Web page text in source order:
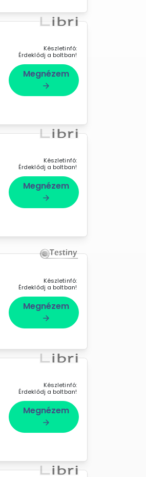
Készletinfó:
Érdeklődj a boltban!
Megnézem
arrow_forward
Készletinfó:
Érdeklődj a boltban!
Megnézem
arrow_forward
Készletinfó:
Érdeklődj a boltban!
Megnézem
arrow_forward
Készletinfó:
Érdeklődj a boltban!
Megnézem
arrow_forward